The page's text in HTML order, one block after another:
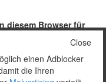
diesem Browser für
Close
einen Adblocker
die Ihren